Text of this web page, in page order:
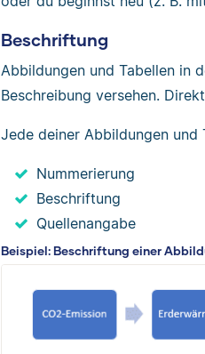
Beschriftung
Abbildungen und Tabellen in
Beschreibung versehen.
Jede deiner Abbildungen und
Nummerierung
Beschriftung
Quellenangabe
Beispiel: Beschriftung einer